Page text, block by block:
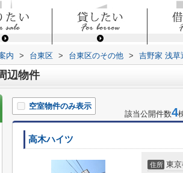
内 > 台東区 > 台東区のその他 > 吉野家 浅草
辺物件
空室物件のみ表示
該当公開件数4
高木ハイツ
住所 東